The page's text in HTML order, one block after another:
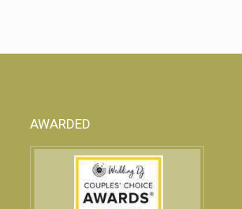
AWARDED